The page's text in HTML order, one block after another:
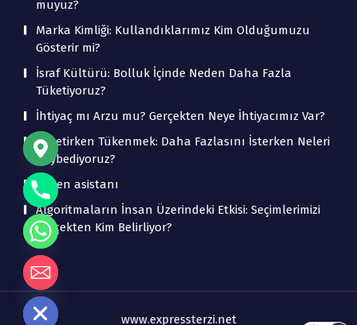
muyuz?
Marka Kimliği: Kullandıklarımız Kim Olduğumuzu
Gösterir mi?
İsraf Kültürü: Bolluk İçinde Neden Daha Fazla
Tüketiyoruz?
İhtiyaç mı Arzu mu? Gerçekten Neye İhtiyacımız Var?
Tüketirken Tükenmek: Daha Fazlasını İsterken Neleri
Kaybediyoruz?
beden asistanı
Algoritmaların İnsan Üzerindeki Etkisi: Seçimlerimizi
Gerçekten Kim Belirliyor?
www.expressterzi.net
chaty